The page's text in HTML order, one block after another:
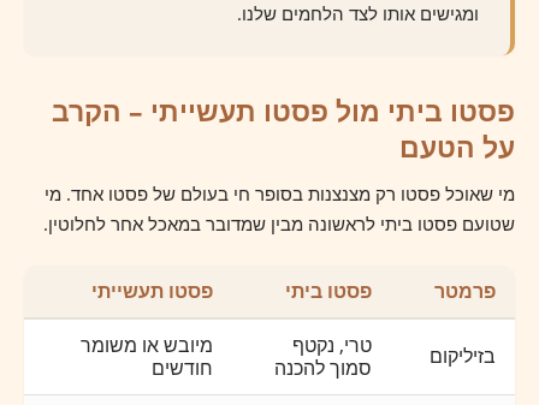
ומגישים אותו לצד הלחמים שלנו.
פסטו ביתי מול פסטו תעשייתי – הקרב
על הטעם
מי שאוכל פסטו רק מצנצנות בסופר חי בעולם של פסטו אחד. מי
שטועם פסטו ביתי לראשונה מבין שמדובר במאכל אחר לחלוטין.
פרמטר פסטו ביתי פסטו תעשייתי
בזיליקום
טרי, נקטף
סמוך להכנה
מיובש או משומר
חודשים